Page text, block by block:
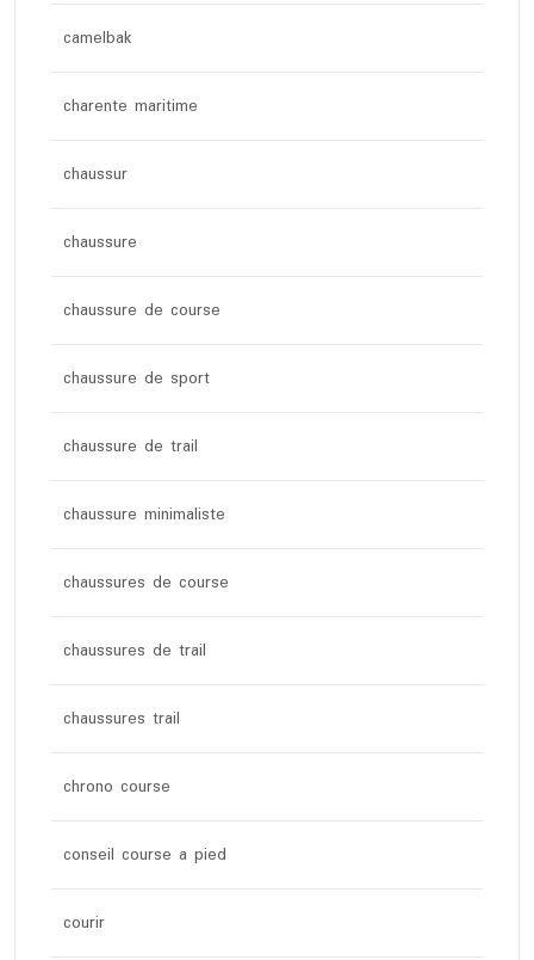
camelbak
charente maritime
chaussur
chaussure
chaussure de course
chaussure de sport
chaussure de trail
chaussure minimaliste
chaussures de course
chaussures de trail
chaussures trail
chrono course
conseil course a pied
courir